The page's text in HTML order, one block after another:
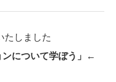
たしました
ンについて学ぼう」←